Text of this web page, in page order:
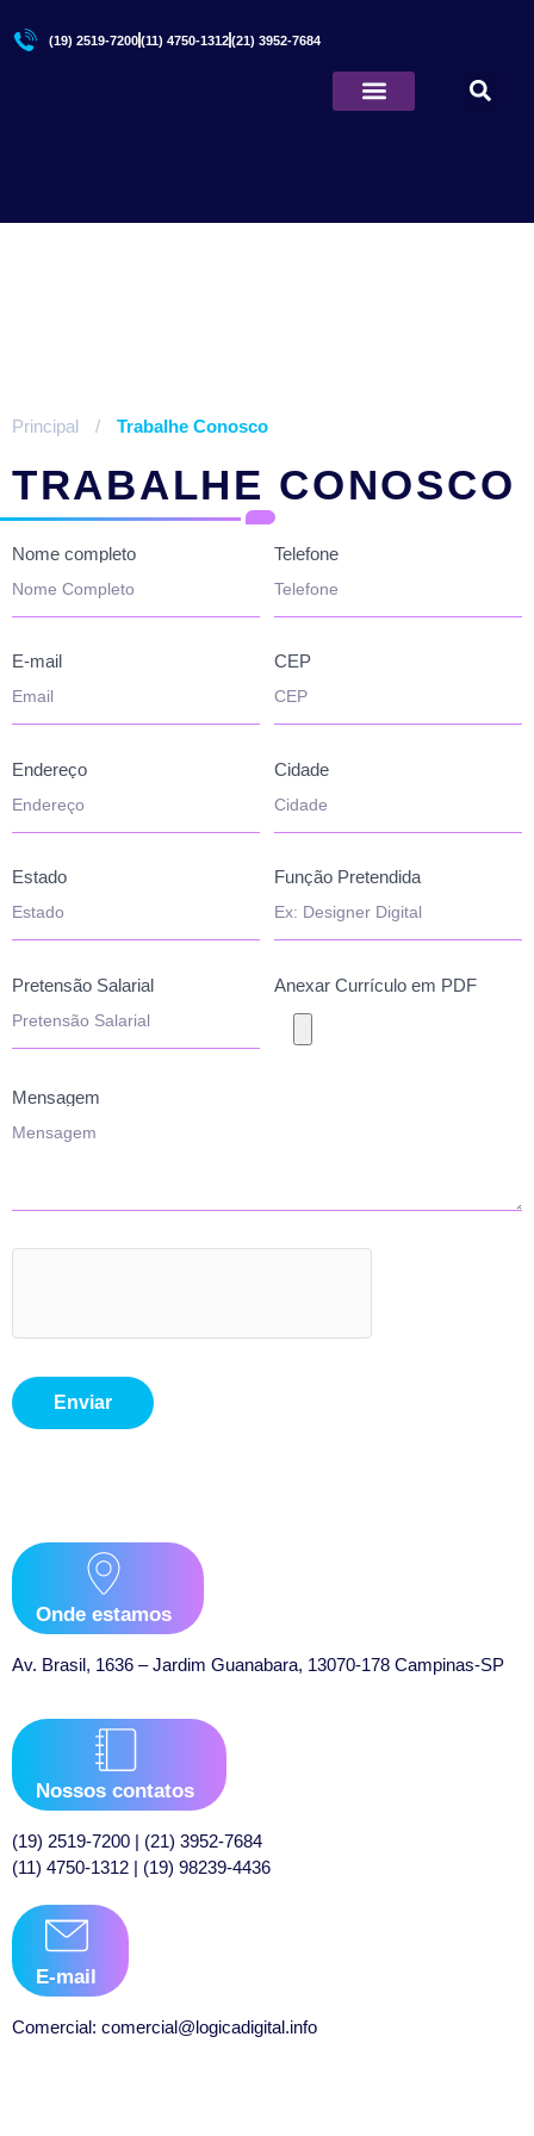
(19) 2519-7200(11) 4750-1312(21) 3952-7684
Principal / Trabalhe Conosco
TRABALHE CONOSCO
Nome completo Telefone
E-mail CEP
Endereço Cidade
Estado Função Pretendida
Pretensão Salarial Anexar Currículo em PDF
Mensagem
Onde estamos
Av. Brasil, 1636 – Jardim Guanabara, 13070-178 Campinas-SP
Nossos contatos
(19) 2519-7200 | (21) 3952-7684
(11) 4750-1312 | (19) 98239-4436
E-mail
Comercial: comercial@logicadigital.info